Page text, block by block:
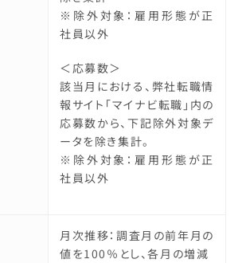
※除外対象：雇用形態が正
社員以外
＜応募数＞
該当月における、弊社転職情
報サイト「マイナビ転職」内の
応募数から、下記除外対象デ
ータを除き集計。
※除外対象：雇用形態が正
社員以外
月次推移：調査月の前年月の
値を100％とし、各月の増減